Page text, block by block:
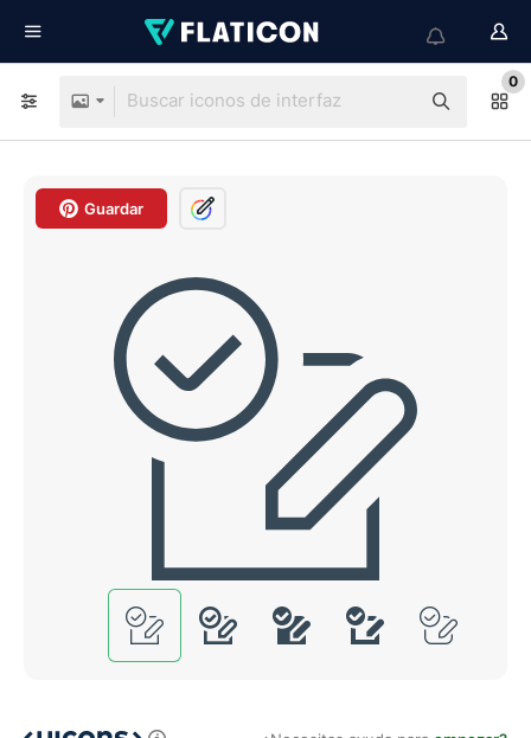
0
Guardar